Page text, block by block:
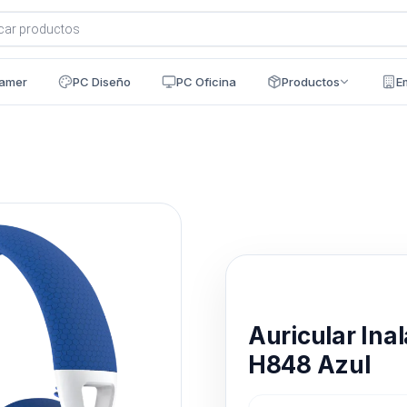
PC Diseño PC Oficina Productos
Auricular
H848 Azul